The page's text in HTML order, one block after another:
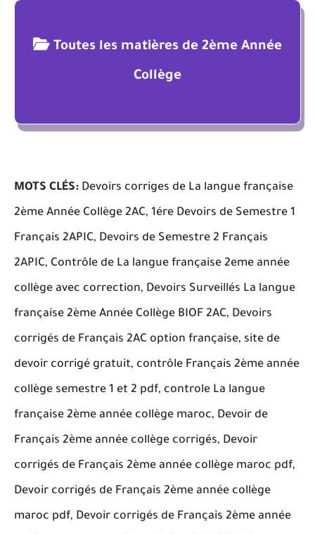
Toutes les matières de 2ème Année
Collège
MOTS CLÉS: Devoirs corriges de La langue française
2ème Année Collège 2AC, 1ére Devoirs de Semestre 1
Français 2APIC, Devoirs de Semestre 2 Français
2APIC, Contrôle de La langue française 2eme année
collège avec correction, Devoirs Surveillés La langue
française 2ème Année Collège BIOF 2AC, Devoirs
corrigés de Français 2AC option française, site de
devoir corrigé gratuit, contrôle Français 2ème année
collège semestre 1 et 2 pdf, controle La langue
française 2ème année collège maroc, Devoir de
Français 2ème année collège corrigés, Devoir
corrigés de Français 2ème année collège maroc pdf,
Devoir corrigés de Français 2ème année collège
maroc pdf, Devoir corrigés de Français 2ème année